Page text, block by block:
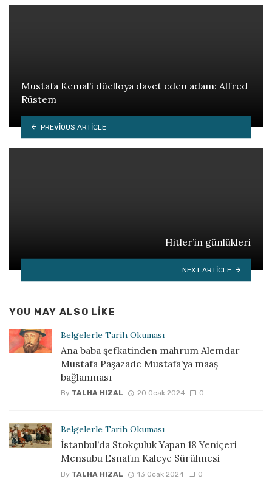
Mustafa Kemal’i düelloya davet eden adam: Alfred
Rüstem
PREVIOUS ARTICLE
Hitler’in günlükleri
NEXT ARTICLE
YOU MAY ALSO LIKE
Belgelerle Tarih Okuması
Ana baba şefkatinden mahrum Alemdar
Mustafa Paşazade Mustafa’ya maaş
bağlanması
By TALHA HIZAL 20 Ocak 2024 0
Belgelerle Tarih Okuması
İstanbul’da Stokçuluk Yapan 18 Yeniçeri
Mensubu Esnafın Kaleye Sürülmesi
By TALHA HIZAL 13 Ocak 2024 0